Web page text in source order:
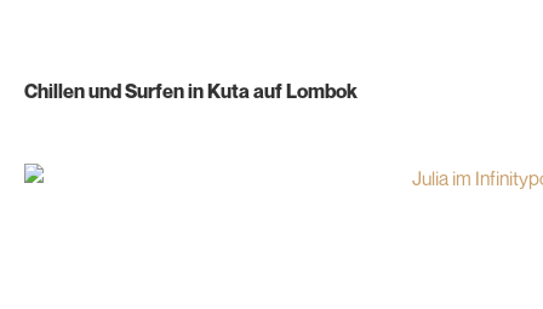
Chillen und Surfen in Kuta auf Lombok